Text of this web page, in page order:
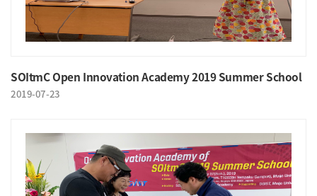
SOItmC Open Innovation Academy 2019 Summer School
2019-07-23